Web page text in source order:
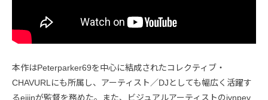
本作はPeterparker69を中心に結成されたコレクティブ・
CHAVURLにも所属し、アーティスト／DJとしても幅広く活躍す
るeijinが監督を務めた。また、ビジュアルアーティストのjvnpey